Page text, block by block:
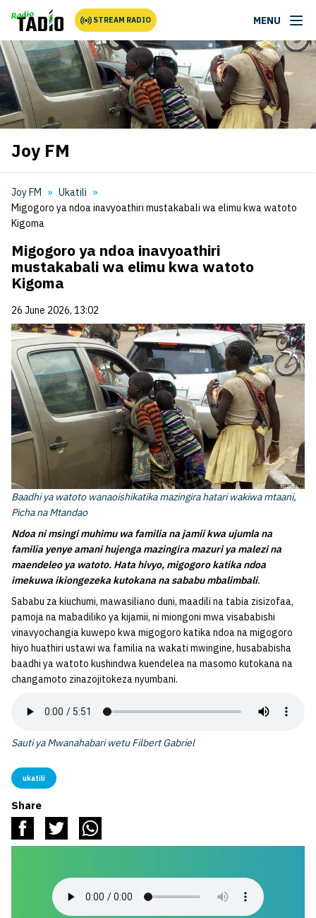
STREAM RADIO MENU
Joy FM
Joy FM
Ukatili
Migogoro ya ndoa inavyoathiri mustakabali wa elimu kwa watoto
Kigoma
Migogoro ya ndoa inavyoathiri
mustakabali wa elimu kwa watoto
Kigoma
26 June 2026, 13:02
Baadhi ya watoto wanaoishikatika mazingira hatari wakiwa mtaani,
Picha na Mtandao
Ndoa ni msingi muhimu wa familia na jamii kwa ujumla na
familia yenye amani hujenga mazingira mazuri ya malezi na
maendeleo ya watoto. Hata hivyo, migogoro katika ndoa
imekuwa ikiongezeka kutokana na sababu mbalimbali.
Sababu za kiuchumi, mawasiliano duni, maadili na tabia zisizofaa,
pamoja na mabadiliko ya kijamii, ni miongoni mwa visababishi
vinavyochangia kuwepo kwa migogoro katika ndoa na migogoro
hiyo huathiri ustawi wa familia na wakati mwingine, husababisha
baadhi ya watoto kushindwa kuendelea na masomo kutokana na
changamoto zinazojitokeza nyumbani.
Sauti ya Mwanahabari wetu Filbert Gabriel
ukatili
Share